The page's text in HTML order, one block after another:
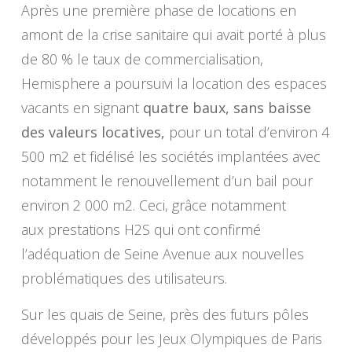
Après une première phase de locations en
amont de la crise sanitaire qui avait porté à plus
de 80 % le taux de commercialisation,
Hemisphere a poursuivi la location des espaces
vacants en signant quatre baux, sans baisse
des valeurs locatives, pour un total d’environ 4
500 m2 et fidélisé les sociétés implantées avec
notamment le renouvellement d’un bail pour
environ 2 000 m2. Ceci, grâce notamment
aux prestations H2S qui ont confirmé
l’adéquation de Seine Avenue aux nouvelles
problématiques des utilisateurs.
Sur les quais de Seine, près des futurs pôles
développés pour les Jeux Olympiques de Paris